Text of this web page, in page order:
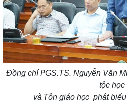
Đồng chí PGS.TS. Nguyễn Văn
tộc học
và Tôn giáo học phát